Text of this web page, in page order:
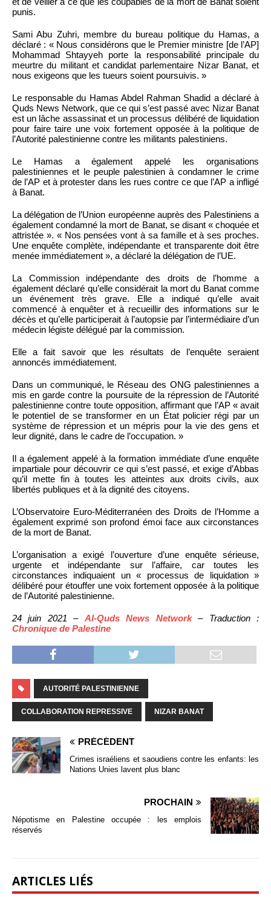
punis.
Sami Abu Zuhri, membre du bureau politique du Hamas, a
déclaré : « Nous considérons que le Premier ministre [de l’AP]
Mohammad Shtayyeh porte la responsabilité principale du
meurtre du militant et candidat parlementaire Nizar Banat, et
nous exigeons que les tueurs soient poursuivis. »
Le responsable du Hamas Abdel Rahman Shadid a déclaré à
Quds News Network, que ce qui s’est passé avec Nizar Banat
est un lâche assassinat et un processus délibéré de liquidation
pour faire taire une voix fortement opposée à la politique de
l’Autorité palestinienne contre les militants palestiniens.
Le Hamas a également appelé les organisations
palestiniennes et le peuple palestinien à condamner le crime
de l’AP et à protester dans les rues contre ce que l’AP a infligé
à Banat.
La délégation de l’Union européenne auprès des Palestiniens a
également condamné la mort de Banat, se disant « choquée et
attristée ». « Nos pensées vont à sa famille et à ses proches.
Une enquête complète, indépendante et transparente doit être
menée immédiatement », a déclaré la délégation de l’UE.
La Commission indépendante des droits de l’homme a
également déclaré qu’elle considérait la mort du Banat comme
un événement très grave. Elle a indiqué qu’elle avait
commencé à enquêter et à recueillir des informations sur le
décès et qu’elle participerait à l’autopsie par l’intermédiaire d’un
médecin légiste délégué par la commission.
Elle a fait savoir que les résultats de l’enquête seraient
annoncés immédiatement.
Dans un communiqué, le Réseau des ONG palestiniennes a
mis en garde contre la poursuite de la répression de l’Autorité
palestinienne contre toute opposition, affirmant que l’AP « avait
le potentiel de se transformer en un État policier régi par un
système de répression et un mépris pour la vie des gens et
leur dignité, dans le cadre de l’occupation. »
Il a également appelé à la formation immédiate d’une enquête
impartiale pour découvrir ce qui s’est passé, et exige d’Abbas
qu’il mette fin à toutes les atteintes aux droits civils, aux
libertés publiques et à la dignité des citoyens.
L’Observatoire Euro-Méditerranéen des Droits de l’Homme a
également exprimé son profond émoi face aux circonstances
de la mort de Banat.
L’organisation a exigé l’ouverture d’une enquête sérieuse,
urgente et indépendante sur l’affaire, car toutes les
circonstances indiquaient un « processus de liquidation »
délibéré pour étouffer une voix fortement opposée à la politique
de l’Autorité palestinienne.
24 juin 2021 – Al-Quds News Network– Traduction :
Chronique de Palestine
AUTORITÉ PALESTINIENNE
COLLABORATION REPRESSIVE NIZAR BANAT
PRÉCÉDENT
Crimes israéliens et saoudiens contre les enfants: les
Nations Unies lavent plus blanc
PROCHAIN
Népotisme en Palestine occupée : les emplois
réservés
ARTICLES LIÉS